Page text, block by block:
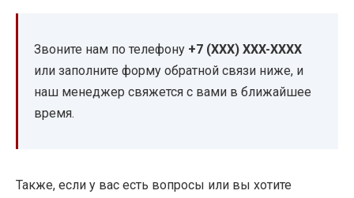
Звоните нам по телефону +7 (XXX) XXX-XXXX
или заполните форму обратной связи ниже, и
наш менеджер свяжется с вами в ближайшее
время.
Также, если у вас есть вопросы или вы хотите